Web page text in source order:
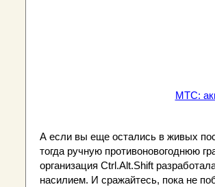
МТС:
А если вы еще остались в живых
тогда ручную противоновогоднюю
организация Ctrl.Alt.Shift
насилием. И сражайтесь, пока не